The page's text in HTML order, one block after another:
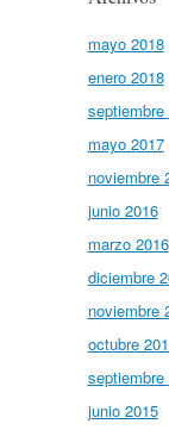
mayo 2018
enero 2018
septiembre
mayo 2017
noviembre
junio 2016
marzo 2016
diciembre
noviembre
octubre
septiembre
junio 2015